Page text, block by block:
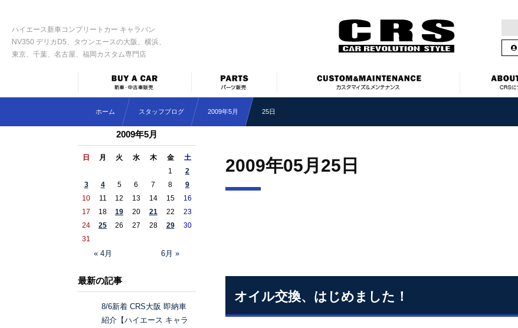
ハイエース新車コンプリートカー キャラバン
NV350 デリカD5、タウンエースの大阪、横浜、
東京、千葉、名古屋、福岡カスタム専門店
ホーム スタッフブログ 2009年5月 25日
2009年05月25日
オイル交換、はじめました！
2009年5月
日 月 火 水 木 金 土
« 4月 6月 »
1
2
3
4 5 6 7 8
9
10
11 12 13 14 15
16
17
18 19 20 21 22
23
24
25 26 27 28 29
30
31
最新の記事
8/6新着 CRS大阪 即納車
紹介【ハイエース キャラ